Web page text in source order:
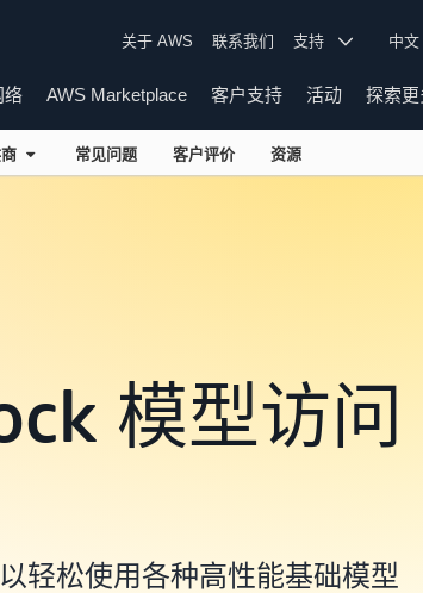
关于 AWS 联系我们 支持 中
络 AWS Marketplace 客户支持 活动 探索
常见问题 客户评价 资源
模型访问
轻松使用各种高性能基础模型